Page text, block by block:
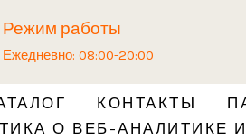
Режим работы
Ежедневно: 08:00-20:00
КОНТАКТЫ
О ВЕБ-АНАЛИТИКЕ И